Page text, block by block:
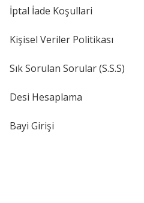
İptal İade Koşullari
Kişisel Veriler Politikası
Sık Sorulan Sorular (S.S.S)
Desi Hesaplama
Bayi Girişi